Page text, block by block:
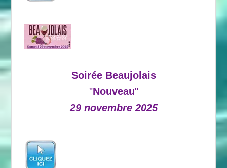
Soirée Beaujolais
"Nouveau"
29 novembre 2025